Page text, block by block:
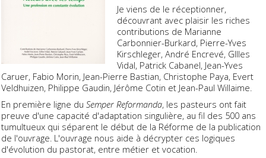
Je viens de le réceptionner,
découvrant avec plaisir les riches
contributions de Marianne
Carbonnier-Burkard, Pierre-Yves
Kirschleger, André Encrevé, GIlles
Vidal, Patrick Cabanel, Jean-Yves
Caruer, Fabio Morin, Jean-Pierre Bastian, Christophe Paya, Evert
Veldhuizen, Philippe Gaudin, Jérôme Cotin et Jean-Paul Willaime.
En première ligne du Semper Reformanda, les pasteurs ont fait
preuve d'une capacité d'adaptation singulière, au fil des 500 ans
tumultueux qui séparent le début de la Réforme de la publication
de l'ouvrage. L'ouvrage nous aide à décrypter ces logiques
d'évolution du pastorat, entre métier et vocation.